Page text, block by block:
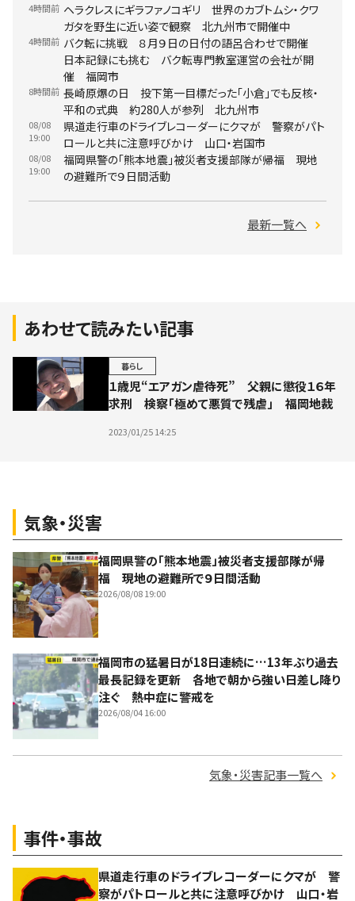
4時間前 ヘラクレスにギラファノコギリ 世界のカブトムシ・クワ
ガタを野生に近い姿で観察 北九州市で開催中
4時間前 バク転に挑戦 ８月９日の日付の語呂合わせで開催
日本記録にも挑む バク転専門教室運営の会社が開
催 福岡市
8時間前 長崎原爆の日 投下第一目標だった「小倉」でも反核・
平和の式典 約280人が参列 北九州市
08/08
19:00
県道走行車のドライブレコーダーにクマが 警察がパト
ロールと共に注意呼びかけ 山口・岩国市
08/08
19:00
福岡県警の「熊本地震」被災者支援部隊が帰福 現地
の避難所で９日間活動
最新一覧へ
あわせて読みたい記事
暮らし
１歳児“エアガン虐待死” 父親に懲役１６年
求刑 検察「極めて悪質で残虐」 福岡地裁
2023/01/25 14:25
気象・災害
福岡県警の「熊本地震」被災者支援部隊が帰
福 現地の避難所で９日間活動
2026/08/08 19:00
福岡市の猛暑日が18日連続に…13年ぶり過去
最長記録を更新 各地で朝から強い日差し降り
注ぐ 熱中症に警戒を
2026/08/04 16:00
気象・災害記事一覧へ
事件・事故
県道走行車のドライブレコーダーにクマが 警
察がパトロールと共に注意呼びかけ 山口・岩